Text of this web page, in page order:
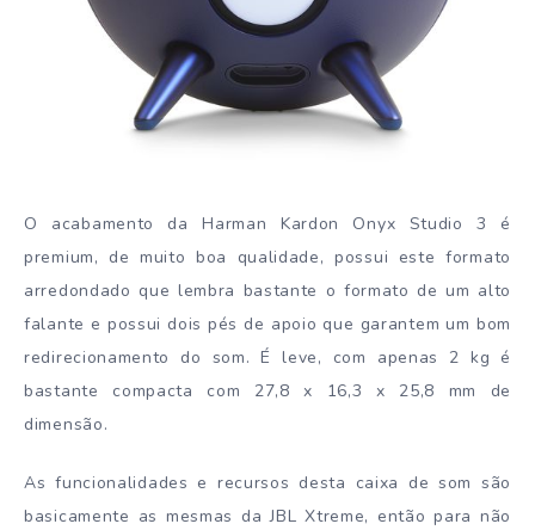
O acabamento da Harman Kardon Onyx Studio 3 é
premium, de muito boa qualidade, possui este formato
arredondado que lembra bastante o formato de um alto
falante e possui dois pés de apoio que garantem um bom
redirecionamento do som. É leve, com apenas 2 kg é
bastante compacta com 27,8 x 16,3 x 25,8 mm de
dimensão.
As funcionalidades e recursos desta caixa de som são
basicamente as mesmas da JBL Xtreme, então para não